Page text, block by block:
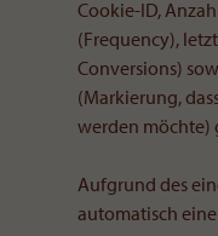
Cookie-ID,
(Frequency),
Conversions)
(Markierung,
werden möchte)
Aufgrund des
automatisch